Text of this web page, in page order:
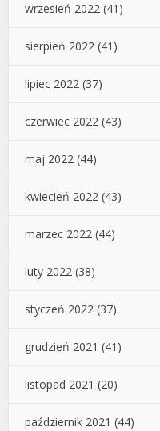
wrzesień 2022 (41)
sierpień 2022 (41)
lipiec 2022 (37)
czerwiec 2022 (43)
maj 2022 (44)
kwiecień 2022 (43)
marzec 2022 (44)
luty 2022 (38)
styczeń 2022 (37)
grudzień 2021 (41)
listopad 2021 (20)
październik 2021 (44)